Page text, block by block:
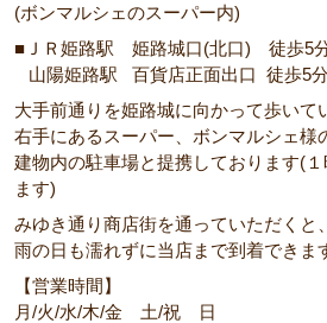
(ボンマルシェのスーパー内)
■ＪＲ姫路駅 姫路城口(北口) 徒歩5
山陽姫路駅 百貨店正面出口 徒歩5
大手前通りを姫路城に向かって歩いて
右手にあるスーパー、ボンマルシェ様
建物内の駐車場と提携しております(
ます)
みゆき通り商店街を通っていただくと、
雨の日も濡れずに当店まで到着できま
【営業時間】
月/火/水/木/金 土/祝 日